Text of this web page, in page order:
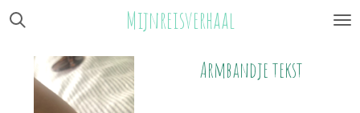
Ga
naar
hoofdinhoud
Mijnreisverhaal
Armbandje tekst